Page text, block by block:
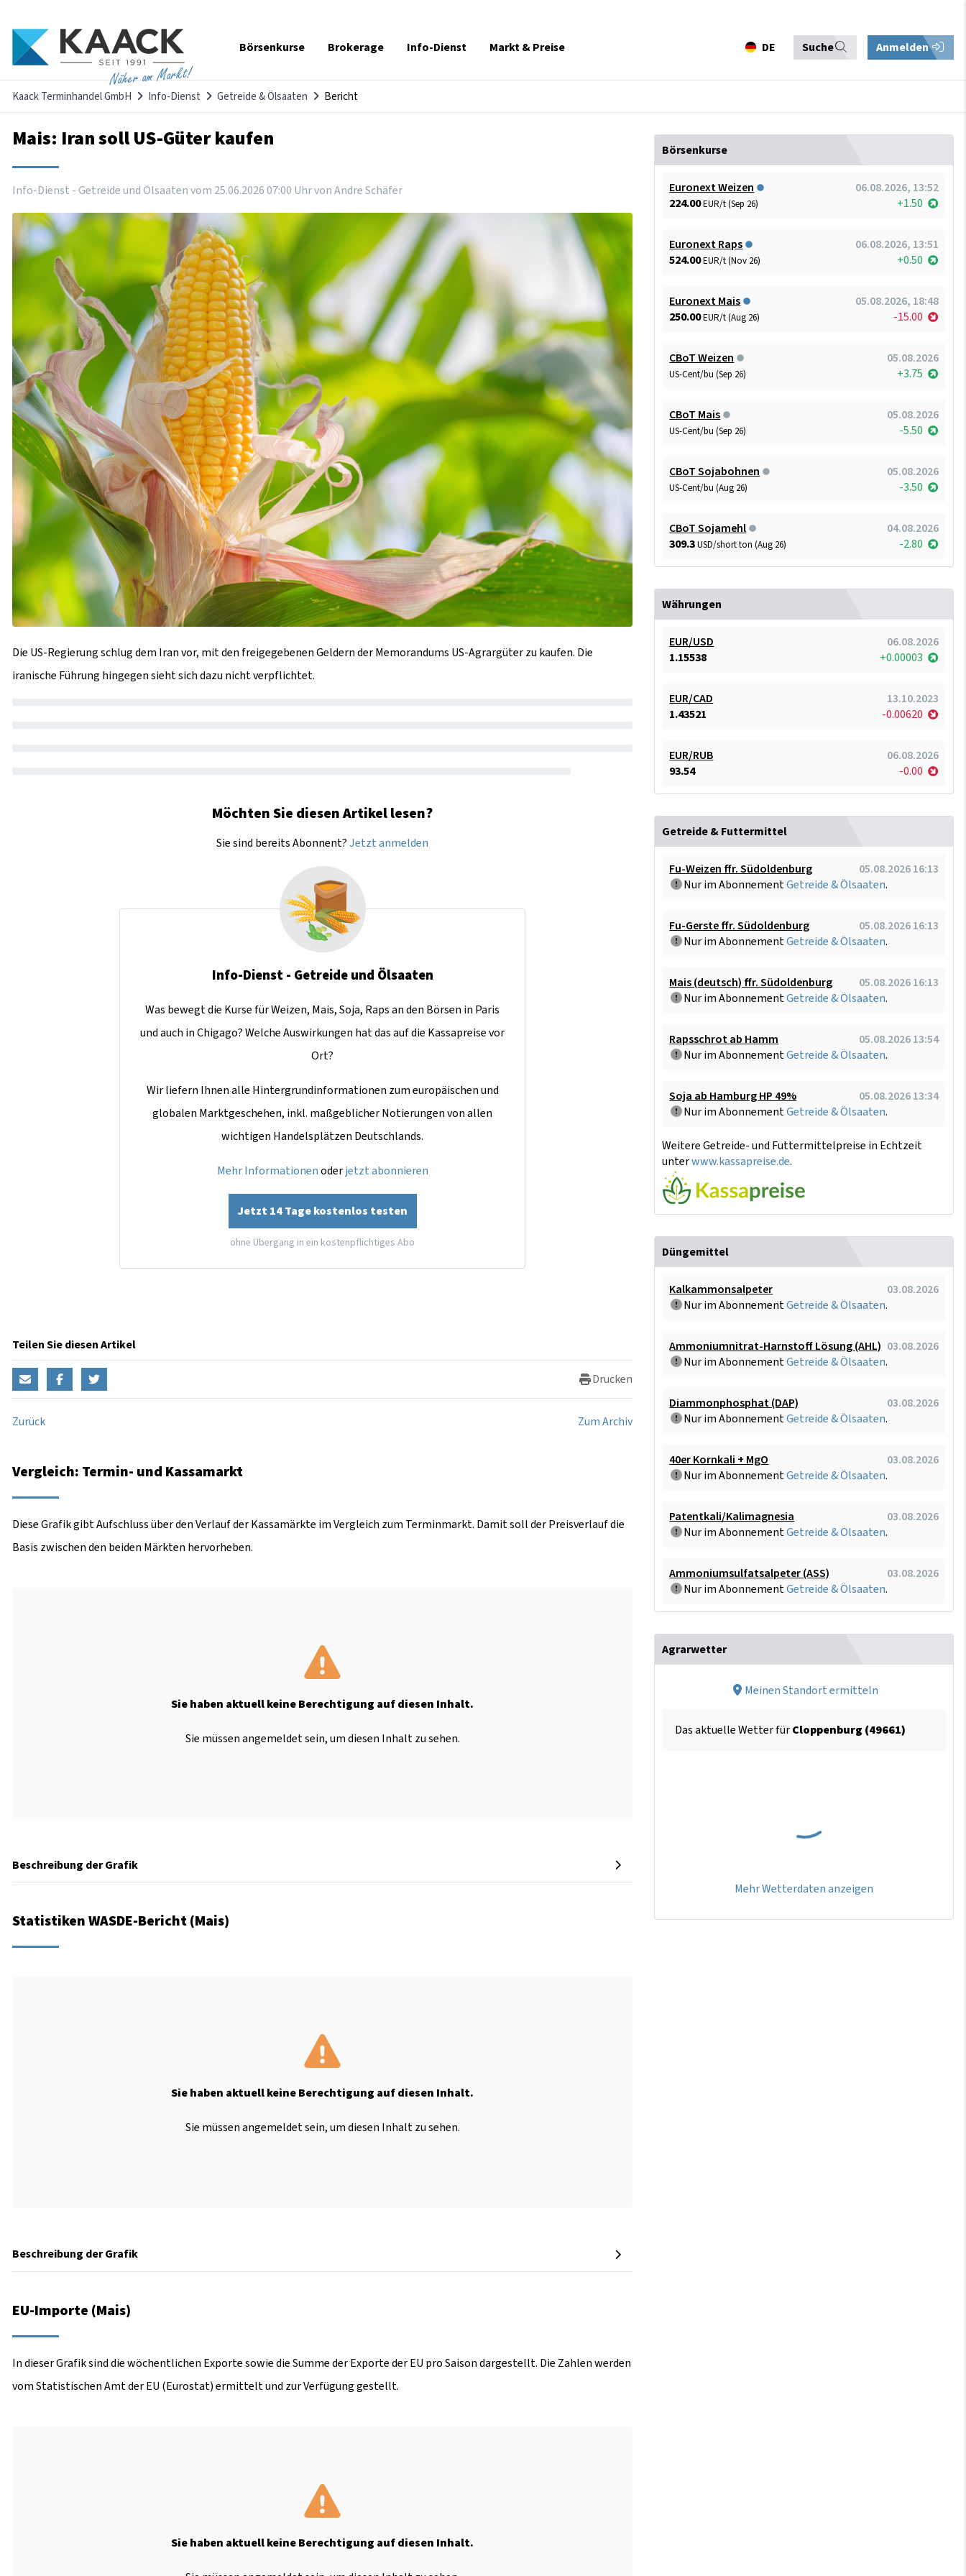
Näher am Markt!
Navigation
Börsenkurse Brokerage Info-Dienst Markt & Preise DE Suche Anmelden
Kaack Terminhandel GmbH Info-Dienst Getreide & Ölsaaten Bericht
Mais: Iran soll US-Güter kaufen
Info-Dienst - Getreide und Ölsaaten vom 25.06.202607:00 Uhrvon Andre Schäfer
Die US-Regierung schlug dem Iran vor, mit den freigegebenen Geldern der Memorandums US-Agrargüter zu kaufen. Die
iranische Führung hingegen sieht sich dazu nicht verpflichtet.
Möchten Sie diesen Artikel lesen?
Sie sind bereits Abonnent?Jetzt anmelden
Info-Dienst - Getreide und Ölsaaten
Was bewegt die Kurse für Weizen, Mais, Soja, Raps an den Börsen in Paris
und auch in Chigago? Welche Auswirkungen hat das auf die Kassapreise vor
Ort?
Wir liefern Ihnen alle Hintergrundinformationen zum europäischen und
globalen Marktgeschehen, inkl. maßgeblicher Notierungen von allen
wichtigen Handelsplätzen Deutschlands.
Mehr Informationenoderjetzt abonnieren
Jetzt 14 Tage kostenlos testen
ohne Übergang in ein kostenpflichtiges Abo
Teilen Sie diesen Artikel
Drucken
Zurück Zum Archiv
Vergleich: Termin- und Kassamarkt
Diese Grafik gibt Aufschluss über den Verlauf der Kassamärkte im Vergleich zum Terminmarkt. Damit soll der Preisverlauf die
Basis zwischen den beiden Märkten hervorheben.
Sie haben aktuell keine Berechtigung auf diesen Inhalt.
Sie müssen angemeldet sein, um diesen Inhalt zu sehen.
Beschreibung der Grafik
Statistiken WASDE-Bericht (Mais)
Sie haben aktuell keine Berechtigung auf diesen Inhalt.
Sie müssen angemeldet sein, um diesen Inhalt zu sehen.
Beschreibung der Grafik
EU-Importe (Mais)
In dieser Grafik sind die wöchentlichen Exporte sowie die Summe der Exporte der EU pro Saison dargestellt. Die Zahlen werden
vom Statistischen Amt der EU (Eurostat) ermittelt und zur Verfügung gestellt.
Sie haben aktuell keine Berechtigung auf diesen Inhalt.
Börsenkurse
Euronext Weizen
06.08.2026, 13:52
224.00EUR/t (Sep 26) +1.50
Euronext Raps
06.08.2026, 13:51
524.00EUR/t (Nov 26) +0.50
Euronext Mais
05.08.2026, 18:48
250.00EUR/t (Aug 26) -15.00
CBoT Weizen 05.08.2026
US-Cent/bu (Sep 26) +3.75
CBoT Mais 05.08.2026
US-Cent/bu (Sep 26) -5.50
CBoT Sojabohnen 05.08.2026
US-Cent/bu (Aug 26) -3.50
CBoT Sojamehl
04.08.2026
309.3USD/short ton (Aug 26) -2.80
Währungen
EUR/USD
06.08.2026
1.15538
+0.00003
EUR/CAD
13.10.2023
1.43521
-0.00620
EUR/RUB
06.08.2026
93.54
-0.00
Getreide & Futtermittel
Fu-Weizen ffr. Südoldenburg
05.08.2026 16:13
Nur im AbonnementGetreide & Ölsaaten.
Fu-Gerste ffr. Südoldenburg
05.08.2026 16:13
Nur im AbonnementGetreide & Ölsaaten.
Mais (deutsch) ffr. Südoldenburg
05.08.2026 16:13
Nur im AbonnementGetreide & Ölsaaten.
Rapsschrot ab Hamm
05.08.2026 13:54
Nur im AbonnementGetreide & Ölsaaten.
Soja ab Hamburg HP 49%
05.08.2026 13:34
Nur im AbonnementGetreide & Ölsaaten.
Weitere Getreide- und Futtermittelpreise in Echtzeit
unterwww.kassapreise.de.
Düngemittel
Kalkammonsalpeter
03.08.2026
Nur im AbonnementGetreide & Ölsaaten.
Ammoniumnitrat-Harnstoff Lösung (AHL) 03.08.2026
Nur im AbonnementGetreide & Ölsaaten.
Diammonphosphat (DAP)
03.08.2026
Nur im AbonnementGetreide & Ölsaaten.
40er Kornkali + MgO
03.08.2026
Nur im AbonnementGetreide & Ölsaaten.
Patentkali/Kalimagnesia
03.08.2026
Nur im AbonnementGetreide & Ölsaaten.
Ammoniumsulfatsalpeter (ASS)
03.08.2026
Nur im AbonnementGetreide & Ölsaaten.
Agrarwetter
Meinen Standort ermitteln
Das aktuelle Wetter fürCloppenburg (49661)
Mehr Wetterdaten anzeigen